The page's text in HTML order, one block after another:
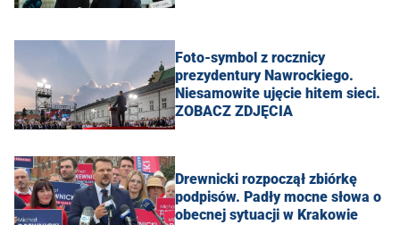
Foto-symbol z rocznicy
prezydentury Nawrockiego.
Niesamowite ujęcie hitem sieci.
ZOBACZ ZDJĘCIA
Drewnicki rozpoczął zbiórkę
podpisów. Padły mocne słowa o
obecnej sytuacji w Krakowie